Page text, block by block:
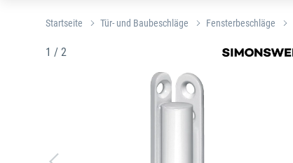
Startseite Tür- und Baubeschläge Fensterbeschläge
1 / 2